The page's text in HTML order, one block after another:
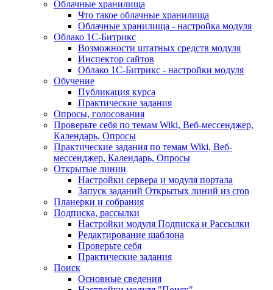
Облачные хранилища
Что такое облачные хранилища
Облачные хранилища - настройка модуля
Облако 1С-Битрикс
Возможности штатных средств модуля
Инспектор сайтов
Облако 1С-Битрикс - настройки модуля
Обучение
Публикация курса
Практические задания
Опросы, голосования
Проверьте себя по темам Wiki, Веб-мессенджер,
Календарь, Опросы
Практические задания по темам Wiki, Веб-
мессенджер, Календарь, Опросы
Открытые линии
Настройки сервера и модуля портала
Запуск заданий Открытых линий из cron
Планерки и собрания
Подписка, рассылки
Настройки модуля Подписка и Рассылки
Редактирование шаблона
Проверьте себя
Практические задания
Поиск
Основные сведения